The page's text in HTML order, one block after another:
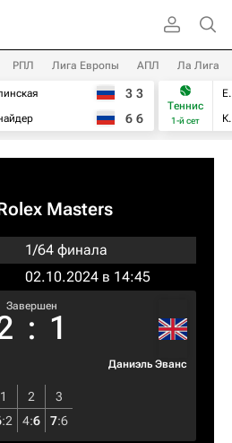
РПЛ Лига Европы АПЛ Ла Лига
3 3
6 6
Теннис
1-й сет
Masters
1/64 финала
02.10.2024 в 14:45
Завершен
: 1
Даниэль Эванс
1 2
3
:2 4:6 7:6